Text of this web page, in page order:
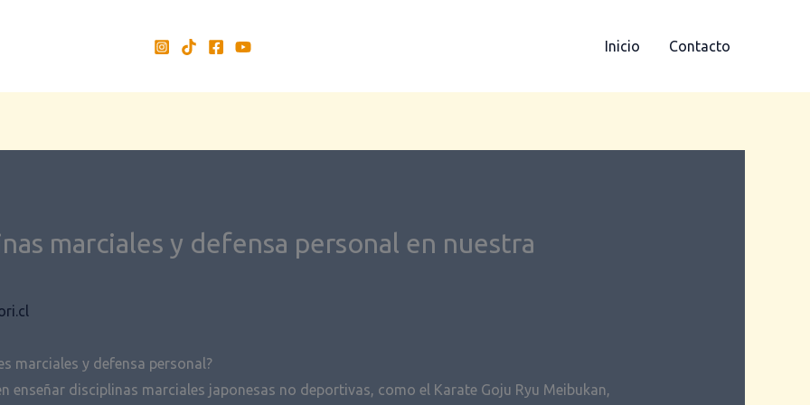
Inicio Contacto
marciales y defensa personal en nuestra
marciales y defensa personal?
enseñar disciplinas marciales japonesas no deportivas, como el Karate Goju Ryu Meibukan,